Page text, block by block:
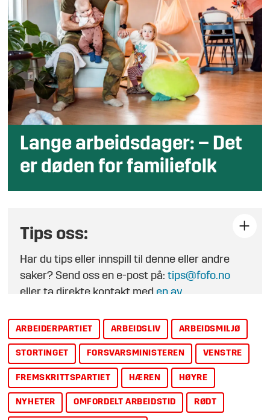
Lange arbeidsdager: – Det
er døden for familiefolk
Tips oss:
Har du tips eller innspill til denne eller andre
saker? Send oss en e-post på:tips@fofo.no
eller ta direkte kontakt med en av
ARBEIDERPARTIET ARBEIDSLIV ARBEIDSMILJØ
STORTINGET FORSVARSMINISTEREN VENSTRE
FREMSKRITTSPARTIET HÆREN HØYRE
NYHETER OMFORDELT ARBEIDSTID RØDT